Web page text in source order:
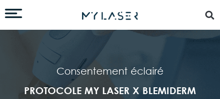
Consentement éclairé
PROTOCOLE MY LASER X BLEMIDERM